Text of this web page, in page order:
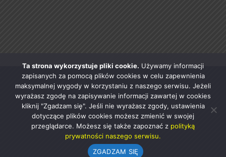
Ta strona wykorzystuje pliki cookie. Używamy informacji
zapisanych za pomocą plików cookies w celu zapewnienia
maksymalnej wygody w korzystaniu z naszego serwisu. Jeżeli
wyrażasz zgodę na zapisywanie informacji zawartej w cookies
kliknij "Zgadzam się". Jeśli nie wyrażasz zgody, ustawienia
dotyczące plików cookies możesz zmienić w swojej
przeglądarce. Możesz się także zapoznać z polityką
prywatności naszego serwisu.
ZGADZAM SIĘ